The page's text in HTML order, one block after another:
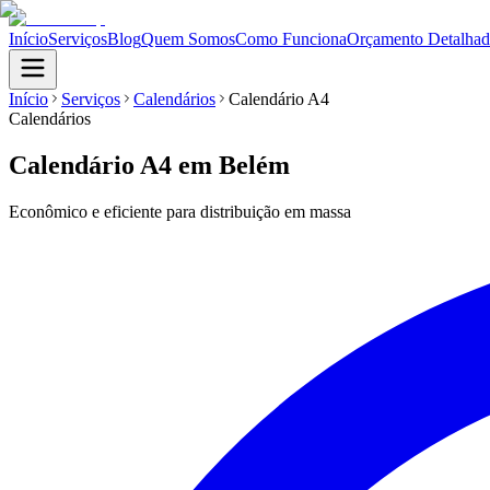
InícioServiçosBlogQuem SomosComo FuncionaOrçamento
Início Serviços Calendários
Calendário A4
Calendários
Calendário A4 em Belém
Econômico e eficiente para distribuição em massa